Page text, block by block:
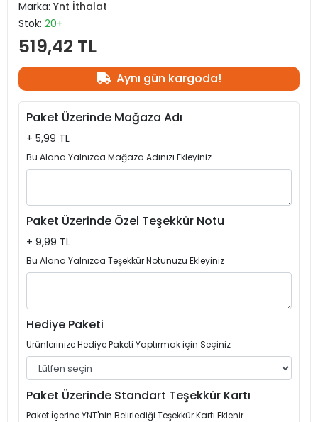
Marka: Ynt İthalat
Stok: 20+
519,42 TL
Aynı gün kargoda!
Paket Üzerinde Mağaza Adı
+ 5,99 TL
Bu Alana Yalnızca Mağaza Adınızı Ekleyiniz
Paket Üzerinde Özel Teşekkür Notu
+ 9,99 TL
Bu Alana Yalnızca Teşekkür Notunuzu Ekleyiniz
Hediye Paketi
Ürünlerinize Hediye Paketi Yaptırmak için Seçiniz
Paket Üzerinde Standart Teşekkür Kartı
Paket İçerine YNT'nin Belirlediği Teşekkür Kartı Eklenir